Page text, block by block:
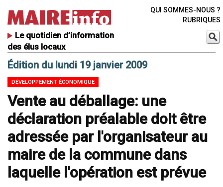
Le quotidien d’information
des élus locaux
QUI SOMMES-NOUS ?
RUBRIQUES
Édition du lundi 19 janvier 2009
DÉVELOPPEMENT ÉCONOMIQUE
Vente au déballage: une
déclaration préalable doit être
adressée par l'organisateur au
maire de la commune dans
laquelle l'opération est prévue